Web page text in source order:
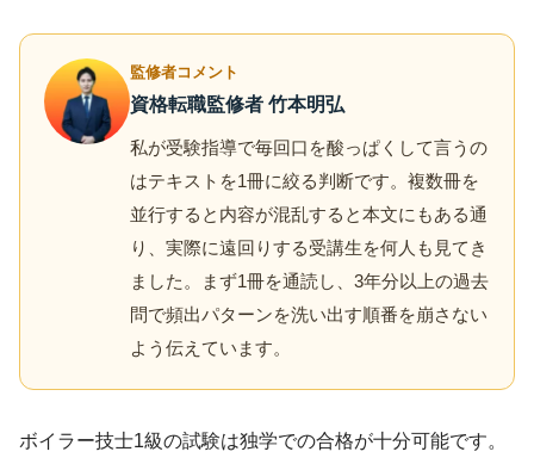
監修者コメント
資格転職監修者 竹本明弘
私が受験指導で毎回口を酸っぱくして言うの
はテキストを1冊に絞る判断です。複数冊を
並行すると内容が混乱すると本文にもある通
り、実際に遠回りする受講生を何人も見てき
ました。まず1冊を通読し、3年分以上の過去
問で頻出パターンを洗い出す順番を崩さない
よう伝えています。
ボイラー技士1級の試験は独学での合格が十分可能です。